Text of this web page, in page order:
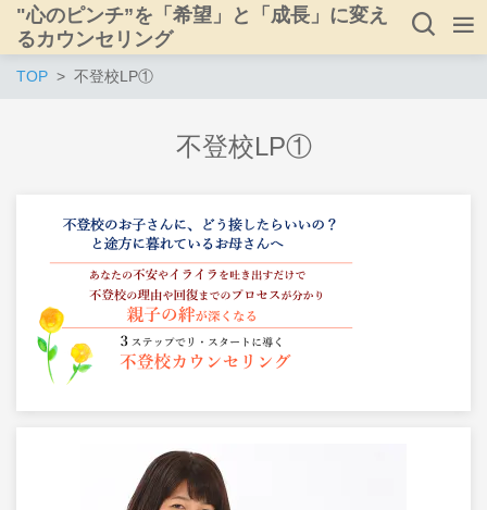
"心のピンチ”を「希望」と「成長」に変え
るカウンセリング
TOP 不登校LP①
不登校LP①